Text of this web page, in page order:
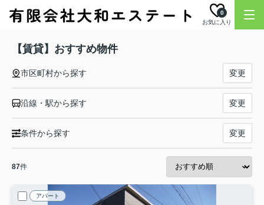
お気に入り
0
【賃貸】おすすめ物件
市区町村から探す 変更
沿線・駅から探す 変更
条件から探す 変更
87件
アパート